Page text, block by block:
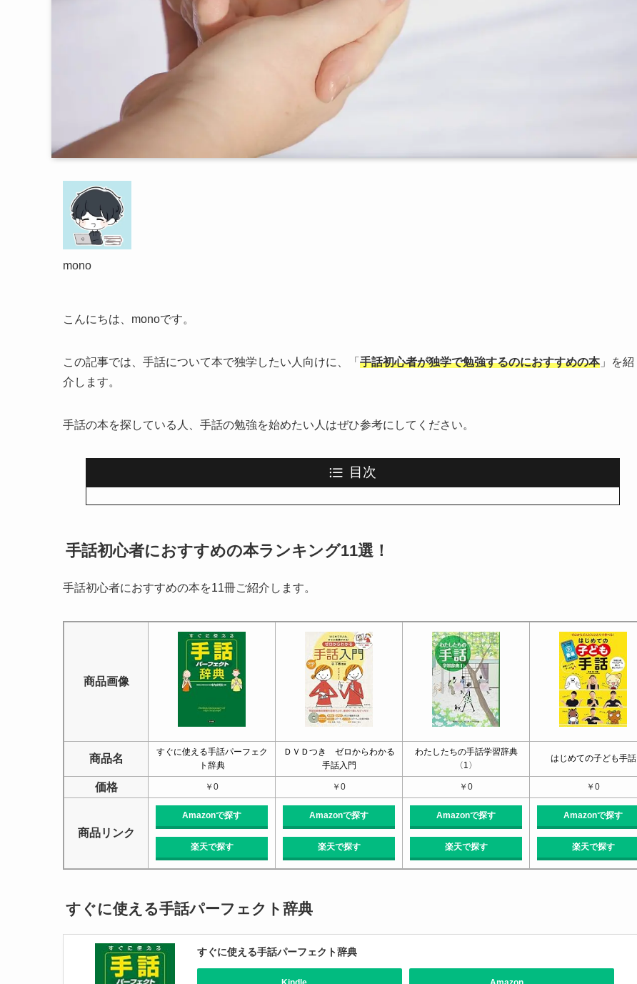
mono
こんにちは、monoです。
この記事では、手話について本で独学したい人向けに、「 手話初心者が独学で勉強するのにおすすめの本」を紹
介します。
手話の本を探している人、手話の勉強を始めたい人はぜひ参考にしてください。
目次
手話初心者におすすめの本ランキング11選！
手話初心者におすすめの本を11冊ご紹介します。
商品画像
商品名
すぐに使える手話パーフェク
ト辞典
ＤＶＤつき ゼロからわかる
手話入門
わたしたちの手話学習辞典
〈1〉
はじめての子ども手話
価格 ￥0 ￥0 ￥0 ￥0
商品リンク
Amazonで探す
楽天で探す
Amazonで探す
楽天で探す
Amazonで探す
楽天で探す
Amazonで探す
楽天で探す
すぐに使える手話パーフェクト辞典
すぐに使える手話パーフェクト辞典